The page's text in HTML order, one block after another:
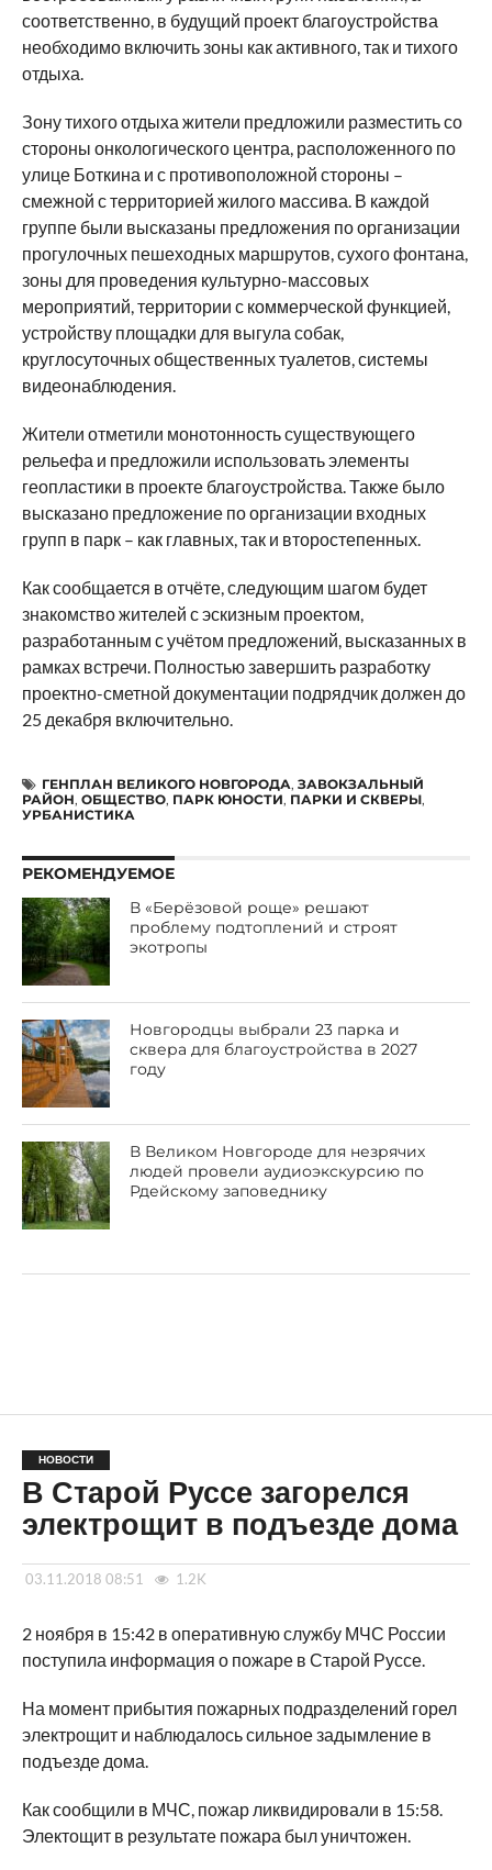
соответственно, в будущий проект благоустройства
необходимо включить зоны как активного, так и тихого
отдыха.
Зону тихого отдыха жители предложили разместить со
стороны онкологического центра, расположенного по
улице Боткина и с противоположной стороны –
смежной с территорией жилого массива. В каждой
группе были высказаны предложения по организации
прогулочных пешеходных маршрутов, сухого фонтана,
зоны для проведения культурно-массовых
мероприятий, территории с коммерческой функцией,
устройству площадки для выгула собак,
круглосуточных общественных туалетов, системы
видеонаблюдения.
Жители отметили монотонность существующего
рельефа и предложили использовать элементы
геопластики в проекте благоустройства. Также было
высказано предложение по организации входных
групп в парк – как главных, так и второстепенных.
Как сообщается в отчёте, следующим шагом будет
знакомство жителей с эскизным проектом,
разработанным с учётом предложений, высказанных в
рамках встречи. Полностью завершить разработку
проектно-сметной документации подрядчик должен до
25 декабря включительно.
ГЕНПЛАН ВЕЛИКОГО НОВГОРОДА, ЗАВОКЗАЛЬНЫЙ
РАЙОН, ОБЩЕСТВО, ПАРК ЮНОСТИ, ПАРКИ И СКВЕРЫ,
УРБАНИСТИКА
РЕКОМЕНДУЕМОЕ
В «Берёзовой роще» решают
проблему подтоплений и строят
экотропы
Новгородцы выбрали 23 парка и
сквера для благоустройства в 2027
году
В Великом Новгороде для незрячих
людей провели аудиоэкскурсию по
Рдейскому заповеднику
НОВОСТИ
В Старой Руссе загорелся
электрощит в подъезде дома
03.11.2018 08:51 1.2K
2 ноября в 15:42 в оперативную службу МЧС России
поступила информация о пожаре в Старой Руссе.
На момент прибытия пожарных подразделений горел
электрощит и наблюдалось сильное задымление в
подъезде дома.
Как сообщили в МЧС, пожар ликвидировали в 15:58.
Электощит в результате пожара был уничтожен.